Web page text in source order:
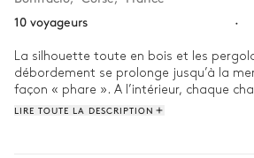
10 voyageurs
·
La silhouette toute en bois et les
débordement se prolonge jusqu’à la
façon « phare ». A l’intérieur, chaque
cinéma ; l’Asie du Sud-Est, avec le
LIRE TOUTE LA DESCRIPTION